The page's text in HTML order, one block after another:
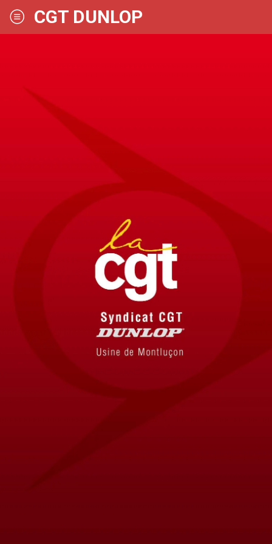
CGT DUNLOP